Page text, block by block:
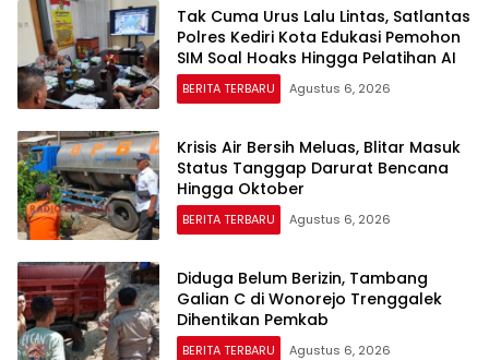
Tak Cuma Urus Lalu Lintas, Satlantas
Polres Kediri Kota Edukasi Pemohon
SIM Soal Hoaks Hingga Pelatihan AI
BERITA TERBARU Agustus 6, 2026
Krisis Air Bersih Meluas, Blitar Masuk
Status Tanggap Darurat Bencana
Hingga Oktober
BERITA TERBARU Agustus 6, 2026
Diduga Belum Berizin, Tambang
Galian C di Wonorejo Trenggalek
Dihentikan Pemkab
BERITA TERBARU Agustus 6, 2026